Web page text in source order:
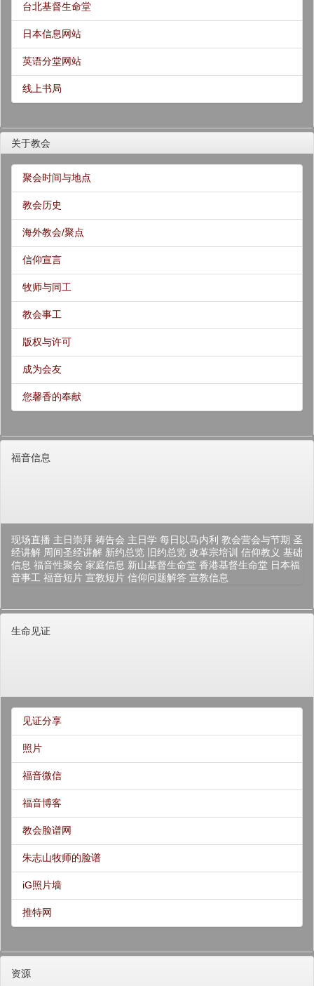
台北基督生命堂
日本信息网站
英语分堂网站
线上书局
关于教会
聚会时间与地点
教会历史
海外教会/聚点
信仰宣言
牧师与同工
教会事工
版权与许可
成为会友
您馨香的奉献
福音信息
现场直播 主日崇拜 祷告会 主日学 每日以马内利 教会营会与节期 圣
经讲解 周间圣经讲解 新约总览 旧约总览 改革宗培训 信仰教义 基础
信息 福音性聚会 家庭信息 新山基督生命堂 香港基督生命堂 日本福
音事工 福音短片 宣教短片 信仰问题解答 宣教信息
生命见证
见证分享
照片
福音微信
福音博客
教会脸谱网
朱志山牧师的脸谱
iG照片墙
推特网
资源